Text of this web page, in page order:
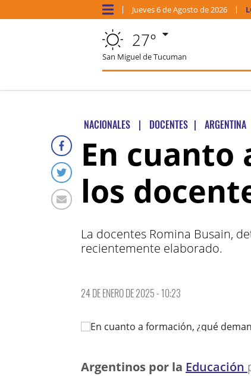
Jueves6 deAgosto de 2026
27°
San Miguel de Tucuman
NACIONALES | DOCENTES | ARGENTINA
En cuanto
los
La docentes Romina Busain,
recientemente elaborado.
24 DE ENERO DE 2025 - 10:23
Argentinos por la Educación